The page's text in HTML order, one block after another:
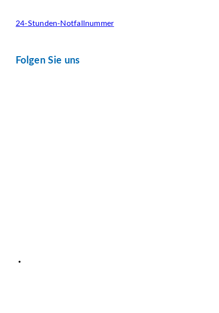
24-Stunden-Notfallnummer
Folgen Sie uns